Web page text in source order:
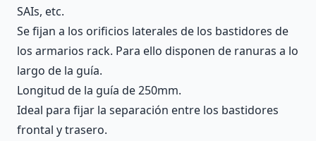
SAIs, etc.
Se fijan a los orificios laterales de los bastidores de
los armarios rack. Para ello disponen de ranuras a lo
largo de la guía.
Longitud de la guía de 250mm.
Ideal para fijar la separación entre los bastidores
frontal y trasero.